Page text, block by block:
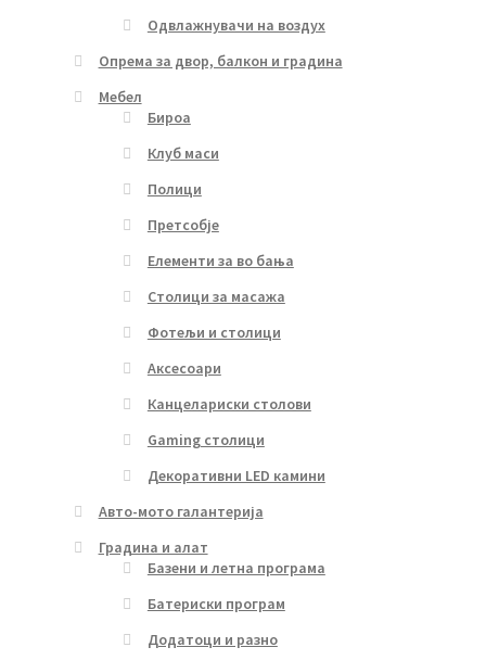
Одвлажнувачи на воздух
Опрема за двор, балкон и градина
Мебел
Бироа
Клуб маси
Полици
Претсобје
Елементи за во бања
Столици за масажа
Фотељи и столици
Аксесоари
Канцелариски столови
Gaming столици
Декоративни LED камини
Авто-мото галантерија
Градина и алат
Базени и летна програма
Батериски програм
Додатоци и разно